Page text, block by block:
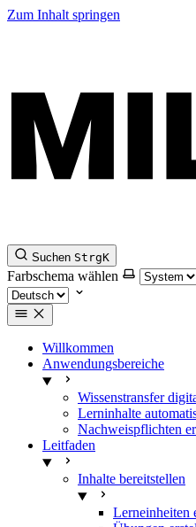
Zum Inhalt springen
Suchen StrgK
Farbschema wählen
Willkommen
Anwendungsbereiche
Wissenstransfer
Lerninhalte
Nachweispflichten
Leitfaden
Inhalte bereitstellen
Lerneinheiten